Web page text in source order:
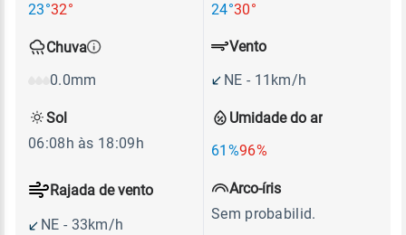
23°32°
24°30°
Chuva
0.0mm
Umidade do ar
61%96%
Vento
NE - 11km/h
Rajada de vento
NE - 33km/h
Sol
06:08h às 18:09h
Arco-íris
Sem probabilid.